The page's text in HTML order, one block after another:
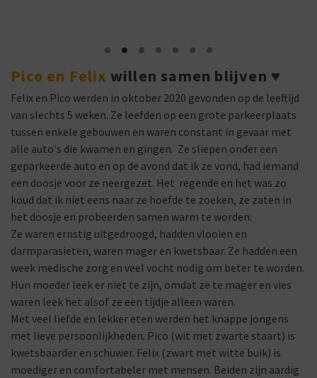
Pico en Felix willen samen blijven ♥
Felix en Pico werden in oktober 2020 gevonden op de leeftijd
van slechts 5 weken. Ze leefden op een grote parkeerplaats
tussen enkele gebouwen en waren constant in gevaar met
alle auto's die kwamen en gingen. Ze sliepen onder een
geparkeerde auto en op de avond dat ik ze vond, had iemand
een doosje voor ze neergezet. Het regende en het was zo
koud dat ik niet eens naar ze hoefde te zoeken, ze zaten in
het doosje en probeerden samen warm te worden.
Ze waren ernstig uitgedroogd, hadden vlooien en
darmparasieten, waren mager en kwetsbaar. Ze hadden een
week medische zorg en veel vocht nodig om beter te worden.
Hun moeder leek er niet te zijn, omdat ze te mager en vies
waren leek het alsof ze een tijdje alleen waren.
Met veel liefde en lekker eten werden het knappe jongens
met lieve persoonlijkheden. Pico (wit met zwarte staart) is
kwetsbaarder en schuwer. Felix (zwart met witte buik) is
moediger en comfortabeler met mensen. Beiden zijn aardig